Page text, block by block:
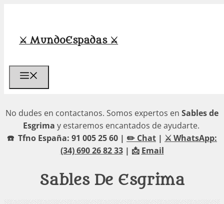
contenido
⚔️ MundoEspadas ⚔️
No dudes en contactanos. Somos expertos en Sables de
Esgrima y estaremos encantados de ayudarte.
☎️ Tfno España: 91 005 25 60 | ✏️ Chat | ⚔️ WhatsApp:
(34) 690 26 82 33| 📩 Email
Sables De Esgrima